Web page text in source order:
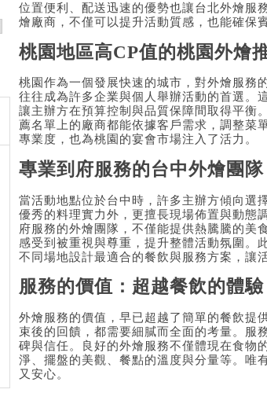
位置便利、配送迅速的優勢也讓台北外燴服
燴廠商，不僅可以提升活動質感，也能確保
桃園地區高CP值的桃園外燴
桃園作為一個發展快速的城市，對外燴服務
往往成為許多企業與個人舉辦活動的首選。
讓主辦方在預算控制與品質保障間取得平衡
薦名單上的廠商都能依據客戶需求，調整菜
專業度，也為桃園的宴會市場注入了活力。
專業到府服務的台中外燴團隊
當活動地點位於台中時，許多主辦方傾向選
優秀的料理實力外，更擅長現場佈置與動態
府服務的外燴團隊，不僅能提供熱騰騰的美
感受到被重視與尊重，提升整體活動氛圍。
不同場地設計最適合的餐飲與服務方案，讓
服務的價值：超越餐飲的體驗
外燴服務的價值，早已超越了簡單的餐飲提
束後的回饋，都需要細膩而全面的考量。服
碑與信任。良好的外燴服務不僅體現在食物
淨、擺盤的美觀、餐點的溫度與分量等。唯
又安心。